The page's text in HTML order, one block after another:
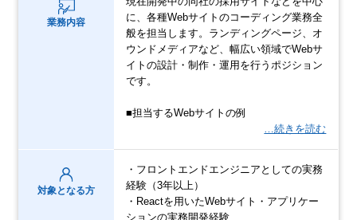
業務内容
に、各種Webサイトのコーディング業務全
般を担当します。ランディングページ、オ
ウンドメディアなど、幅広い領域でWebサ
イトの設計・制作・運用を行うポジション
です。
■担当するWebサイトの例
…続きを読む
対象となる方
・フロントエンドエンジニアとしての実務
経験（3年以上）
・Reactを用いたWebサイト・アプリケー
ションの実務開発経験